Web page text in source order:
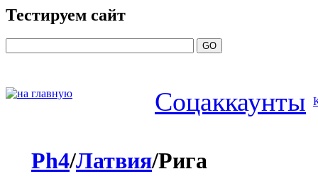
Тестируем сайт
Соцаккаунты
Ph4/Латвия/Рига